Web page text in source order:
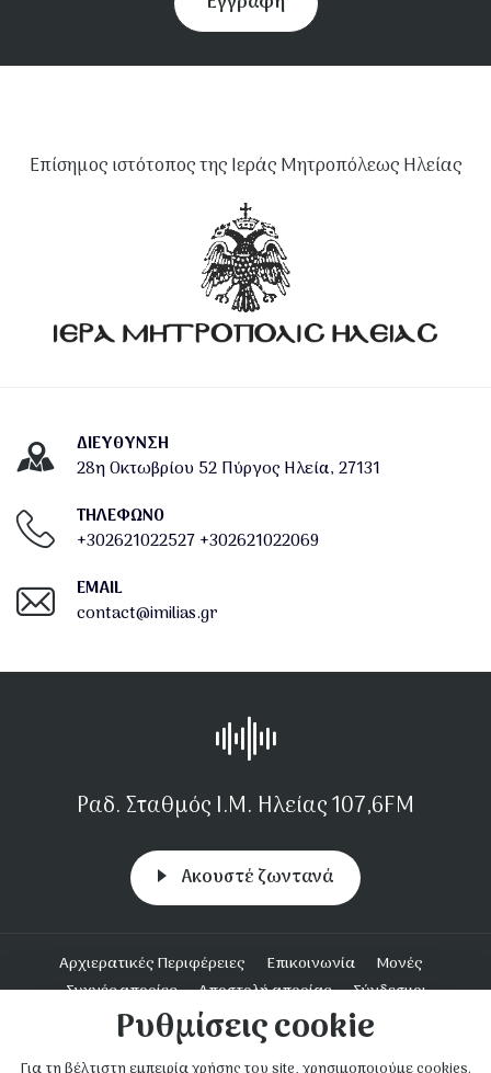
Επίσημος ιστότοπος της Ιεράς Μητροπόλεως Ηλείας
ΔΙΕΎΘΥΝΣΗ
28η Οκτωβρίου 52 Πύργος Ηλεία, 27131
ΤΗΛΕΦΩΝΟ
+302621022527 +302621022069
EMAIL
contact@imilias.gr
Ραδ. Σταθμός Ι.Μ. Ηλείας 107,6FM
Aκουστέ ζωντανά
Υποσέλιδο
Αρχιερατικές Περιφέρειες Επικοινωνία
Μονές
Συχνές απορίες
Αποστολή απορίας
Σύνδεσμοι
Ενοριακή Δράση
Ρυθμίσεις cookie